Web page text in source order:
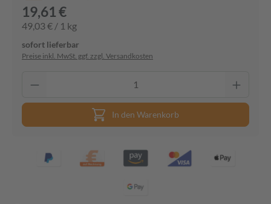
19,61 €
49,03 € / 1 kg
sofort lieferbar
Preise inkl. MwSt. ggf. zzgl. Versandkosten
In den Warenkorb